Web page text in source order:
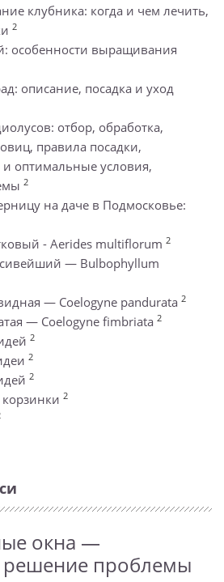
клубника: когда и чем лечить,
2
особенности выращивания
описание, посадка и уход
отбор, обработка,
правила посадки,
и оптимальные условия,
2
на даче в Подмосковье:
- Aerides multiflorum 2
— Bulbophyllum
— Coelogyne pandurata 2
— Coelogyne fimbriata 2
2
2
2
2
окна —
решение проблемы